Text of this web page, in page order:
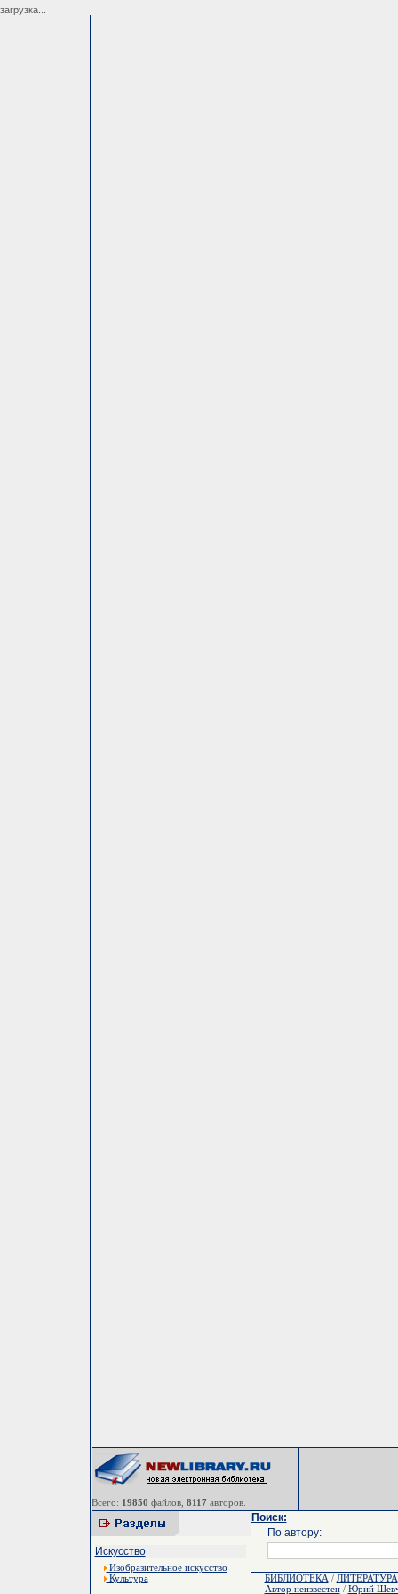
загрузка...
Всего: 19850 файлов, 8117 авторов.
Искусство
Изобразительное искусство
Культура
Поиск:
По автору:
БИБЛИОТЕКА / ЛИТЕРАТУРА
Автор неизвестен/ Юрий